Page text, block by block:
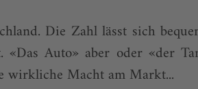
Die Zahl lässt sich
­Auto» aber oder «der
wirkliche Macht am Markt...